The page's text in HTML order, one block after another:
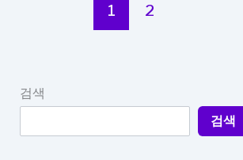
꿈
1 2
검색
검색